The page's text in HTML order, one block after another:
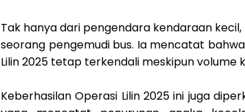
Tak hanya dari pengendara kendaraan
seorang pengemudi bus. Ia mencatat
Lilin 2025 tetap terkendali meskipun volume
Keberhasilan Operasi Lilin 2025 ini juga